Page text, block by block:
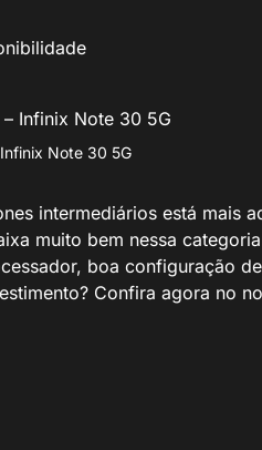
Infinix Note 30 5G
Infinix Note 30 5G
intermediários está mais
muito bem nessa
boa configuração
Confira agora no